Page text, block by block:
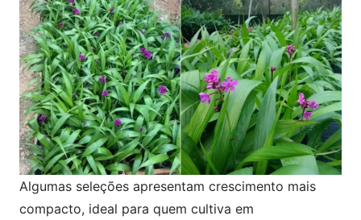
Algumas seleções apresentam crescimento mais
compacto, ideal para quem cultiva em